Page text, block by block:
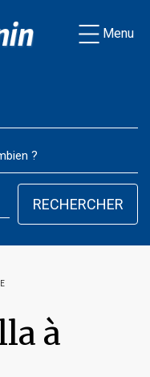
Menu
à